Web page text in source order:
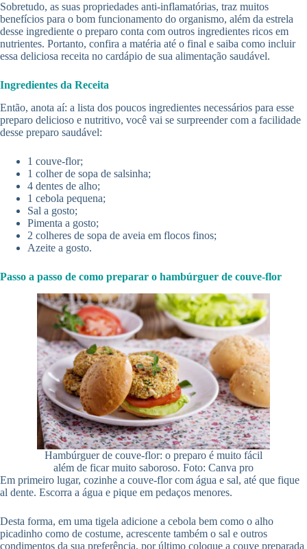
Sobretudo, as suas propriedades anti-inflamatórias, traz muitos
benefícios para o bom funcionamento do organismo, além da estrela
desse ingrediente o preparo conta com outros ingredientes ricos em
nutrientes. Portanto, confira a matéria até o final e saiba como incluir
essa deliciosa receita no cardápio de sua alimentação saudável.
Ingredientes da Receita
Então, anota aí: a lista dos poucos ingredientes necessários para esse
preparo delicioso e nutritivo, você vai se surpreender com a facilidade
desse preparo saudável:
1 couve-flor;
1 colher de sopa de salsinha;
4 dentes de alho;
1 cebola pequena;
Sal a gosto;
Pimenta a gosto;
2 colheres de sopa de aveia em flocos finos;
Azeite a gosto.
Passo a passo de como preparar o hambúrguer de couve-flor
Hambúrguer de couve-flor: o preparo é muito fácil
além de ficar muito saboroso. Foto: Canva pro
Em primeiro lugar, cozinhe a couve-flor com água e sal, até que fique
al dente. Escorra a água e pique em pedaços menores.
Desta forma, em uma tigela adicione a cebola bem como o alho
picadinho como de costume, acrescente também o sal e outros
condimentos da sua preferência, por último coloque a couve preparada